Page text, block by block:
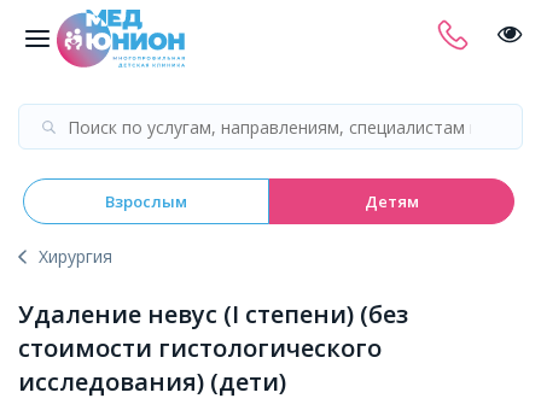
Взрослым Детям
Хирургия
Удаление невус (I степени) (без
стоимости гистологического
исследования) (дети)